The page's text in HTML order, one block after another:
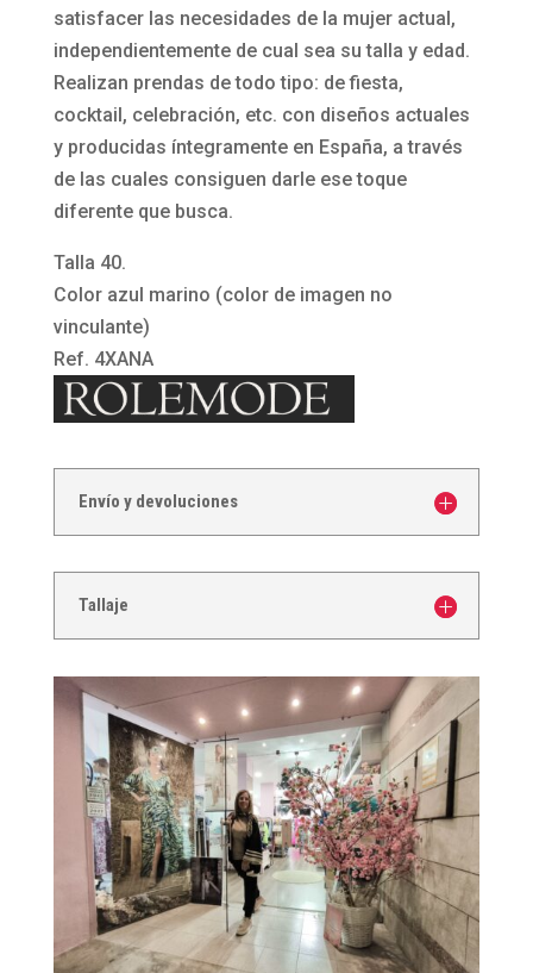
top
azul
marino
Xana
de
Rolemode
cantidad
satisfacer las necesidades de la mujer actual,
independientemente de cual sea su talla y edad.
Realizan prendas de todo tipo: de fiesta,
cocktail, celebración, etc. con diseños actuales
y producidas íntegramente en España, a través
de las cuales consiguen darle ese toque
diferente que busca.
Talla 40.
Color azul marino (color de imagen no
vinculante)
Ref. 4XANA
Envío y devoluciones
Tallaje